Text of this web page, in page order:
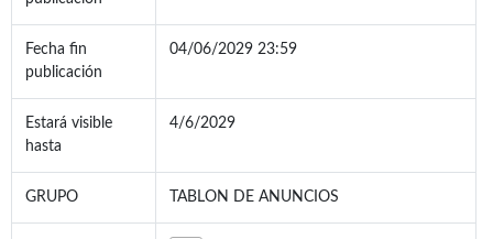
Fecha fin
publicación
04/06/2029 23:59
Estará visible
hasta
4/6/2029
GRUPO TABLON DE ANUNCIOS